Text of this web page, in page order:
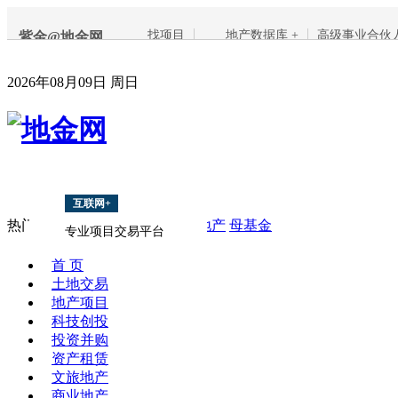
紫金@地金网 找项目 地产数据库 + 高级事业合伙
2026年08月09日 周日
互联网+
专业项目交易平台
热门搜索：地产融资 PPP 海外地产 母基金
首 页
土地交易
地产项目
科技创投
投资并购
资产租赁
文旅地产